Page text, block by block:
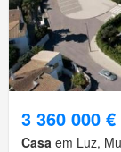
3 360 000 €
Casa em Luz,